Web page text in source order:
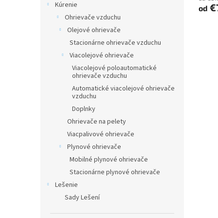
Kúrenie
Ohrievače vzduchu
Olejové ohrievače
Stacionárne ohrievače vzduchu
Viacolejové ohrievače
Viacolejové poloautomatické
ohrievače vzduchu
Automatické viacolejové ohrievače
vzduchu
Doplnky
Ohrievače na pelety
Viacpalivové ohrievače
Plynové ohrievače
Mobilné plynové ohrievače
Stacionárne plynové ohrievače
Lešenie
Sady Lešení
od